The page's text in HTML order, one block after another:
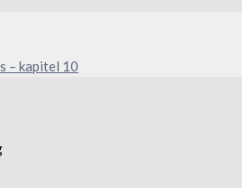
– kapitel 10